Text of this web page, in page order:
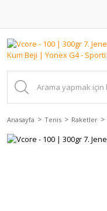
Anasayfa Tenis Raketler